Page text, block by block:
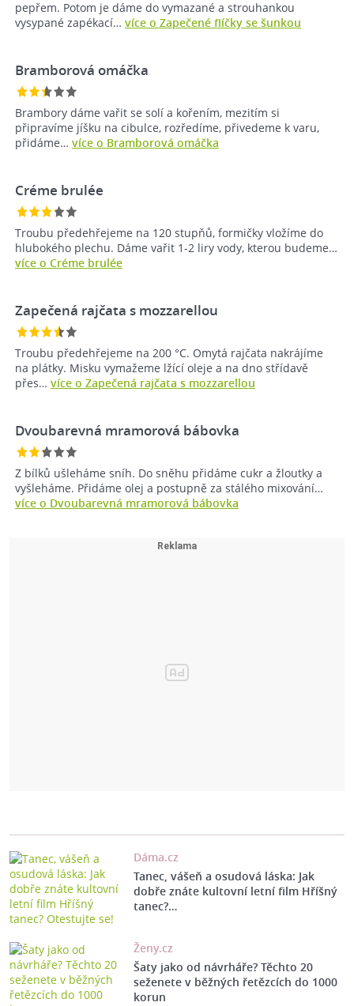
pepřem. Potom je dáme do vymazané a strouhankou
vysypané zapékací… více o Zapečené flíčky se šunkou
Bramborová omáčka
Brambory dáme vařit se solí a kořením, mezitím si
připravíme jíšku na cibulce, rozředíme, přivedeme k varu,
přidáme… více o Bramborová omáčka
Créme brulée
Troubu předehřejeme na 120 stupňů, formičky vložíme do
hlubokého plechu. Dáme vařit 1-2 liry vody, kterou budeme…
více o Créme brulée
Zapečená rajčata s mozzarellou
Troubu předehřejeme na 200 °C. Omytá rajčata nakrájíme
na plátky. Misku vymažeme lžící oleje a na dno střídavě
přes… více o Zapečená rajčata s mozzarellou
Dvoubarevná mramorová bábovka
Z bílků ušleháme sníh. Do sněhu přidáme cukr a žloutky a
vyšleháme. Přidáme olej a postupně za stálého mixování…
více o Dvoubarevná mramorová bábovka
Dáma.cz
Tanec, vášeň a osudová láska: Jak
dobře znáte kultovní letní film Hříšný
tanec?…
Ženy.cz
Šaty jako od návrháře? Těchto 20
seženete v běžných řetězcích do 1000
korun